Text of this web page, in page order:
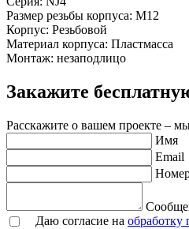
Размер резьбы корпуса: M12
Корпус: Резьбовой
Материал корпуса: Пластмасса
Монтаж: незаподлицо
Закажите
Расскажите о вашем проекте –
Имя
Email
Даю согласие на обработку